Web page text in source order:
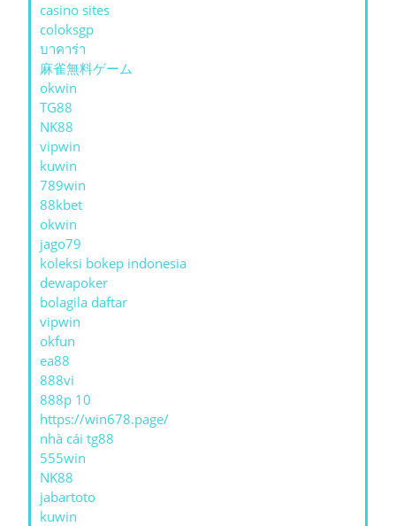
casino sites
coloksgp
บาคาร่า
麻雀無料ゲーム
okwin
TG88
NK88
vipwin
kuwin
789win
88kbet
okwin
jago79
koleksi bokep indonesia
dewapoker
bolagila daftar
vipwin
okfun
ea88
888vi
888p 10
https://win678.page/
nhà cái tg88
555win
NK88
jabartoto
kuwin